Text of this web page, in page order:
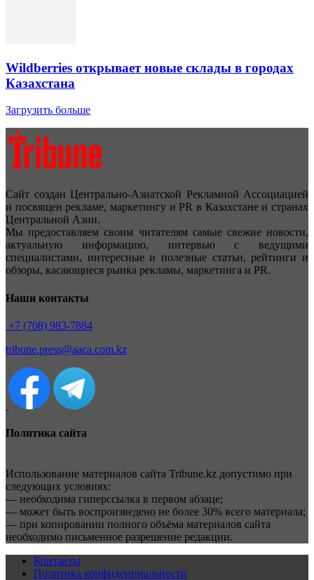
Wildberries открывает новые склады в городах
Казахстана
Загрузить больше
Сайт создан Центрально-Азиатской Рекламной Ассоциацией
и посвящен рекламе, маркетингу и PR в Казахстане и странах
Центральной Азии.
Мы предоставляем своим читателям самые свежие новости,
актуальную информацию, интервью с ведущими
специалистами, интересные и полезные статьи, рейтинги и
обзоры, касающиеся рынка рекламы, маркетинга и PR.
Наши контакты
+7 (708) 983-7884
tribune.press@aaca.com.kz
Политика сайта
Использование материалов сайта Tribune.kz допустимо при
следующих условиях:
— необходима гиперссылка в первом абзаце;
— может быть воспроизведено не более 30% всего материала;
— при копировании полного объёма материалов сайта
необходимо письменное разрешение редакции.
Контакты
Политика конфиденциальности